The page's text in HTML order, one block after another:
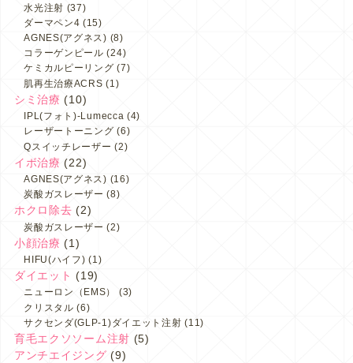
水光注射 (37)
ダーマペン4 (15)
AGNES(アグネス) (8)
コラーゲンピール (24)
ケミカルピーリング (7)
肌再生治療ACRS (1)
シミ治療 (10)
IPL(フォト)-Lumecca (4)
レーザートーニング (6)
Qスイッチレーザー (2)
イボ治療 (22)
AGNES(アグネス) (16)
炭酸ガスレーザー (8)
ホクロ除去 (2)
炭酸ガスレーザー (2)
小顔治療 (1)
HIFU(ハイフ) (1)
ダイエット (19)
ニューロン（EMS）
(3)
クリスタル (6)
サクセンダ(GLP-1)ダイエット注射 (11)
育毛エクソソーム注射 (5)
アンチエイジング (9)